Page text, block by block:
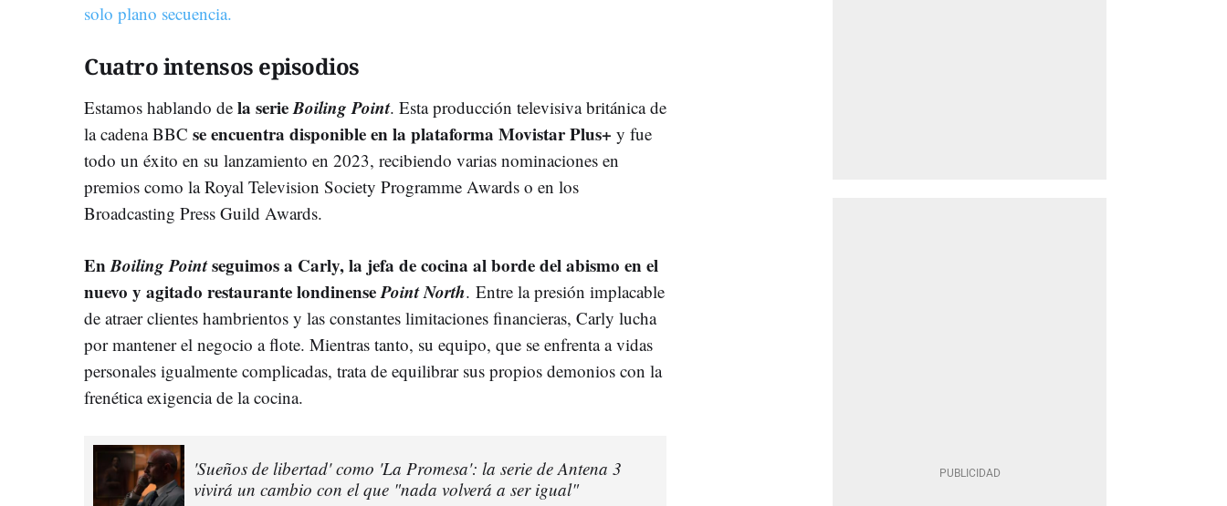
solo plano secuencia.
Cuatro intensos episodios
Estamos hablando de la serieBoiling Point. Esta producción televisiva británica de
la cadena BBC se encuentra disponible en la plataforma Movistar Plus+ y fue
todo un éxito en su lanzamiento en 2023, recibiendo varias nominaciones en
premios como la Royal Television Society Programme Awards o en los
Broadcasting Press Guild Awards.
EnBoiling Pointseguimos a Carly, la jefa de cocina al borde del abismo en el
nuevo y agitado restaurante londinensePoint North. Entre la presión implacable
de atraer clientes hambrientos y las constantes limitaciones financieras, Carly lucha
por mantener el negocio a flote. Mientras tanto, su equipo, que se enfrenta a vidas
personales igualmente complicadas, trata de equilibrar sus propios demonios con la
frenética exigencia de la cocina.
'Sueños de libertad' como 'La Promesa': la serie de Antena 3
vivirá un cambio con el que "nada volverá a ser igual"